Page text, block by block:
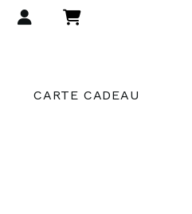
CARTE CADEAU